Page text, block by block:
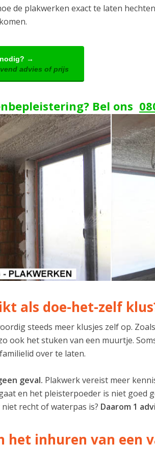
de plakwerken exact te laten
→
advies of prijs
Bel ons
als doe-het-zelf
steeds meer klusjes zelf op.
ook het stuken van een muurtje.
over te laten.
geval. Plakwerk vereist meer
en het pleisterpoeder is niet goed
recht of waterpas is? Daarom 1
het inhuren van een